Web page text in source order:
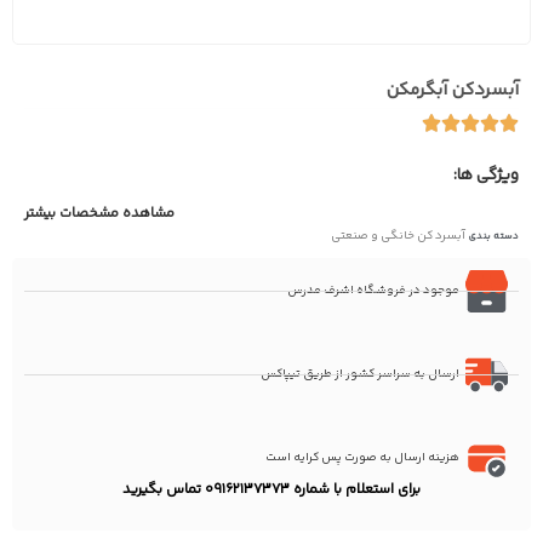
آبسردکن آبگرمکن
ویژگی ها:
مشاهده مشخصات بیشتر
دسته بندی آبسرد کن خانگی و صنعتی
موجود در فروشگاه اشرف مدرس
ارسال به سراسر کشور از طریق تیپاکس
هزینه ارسال به صورت پس کرایه است
برای استعلام با شماره 09162137373 تماس بگیرید